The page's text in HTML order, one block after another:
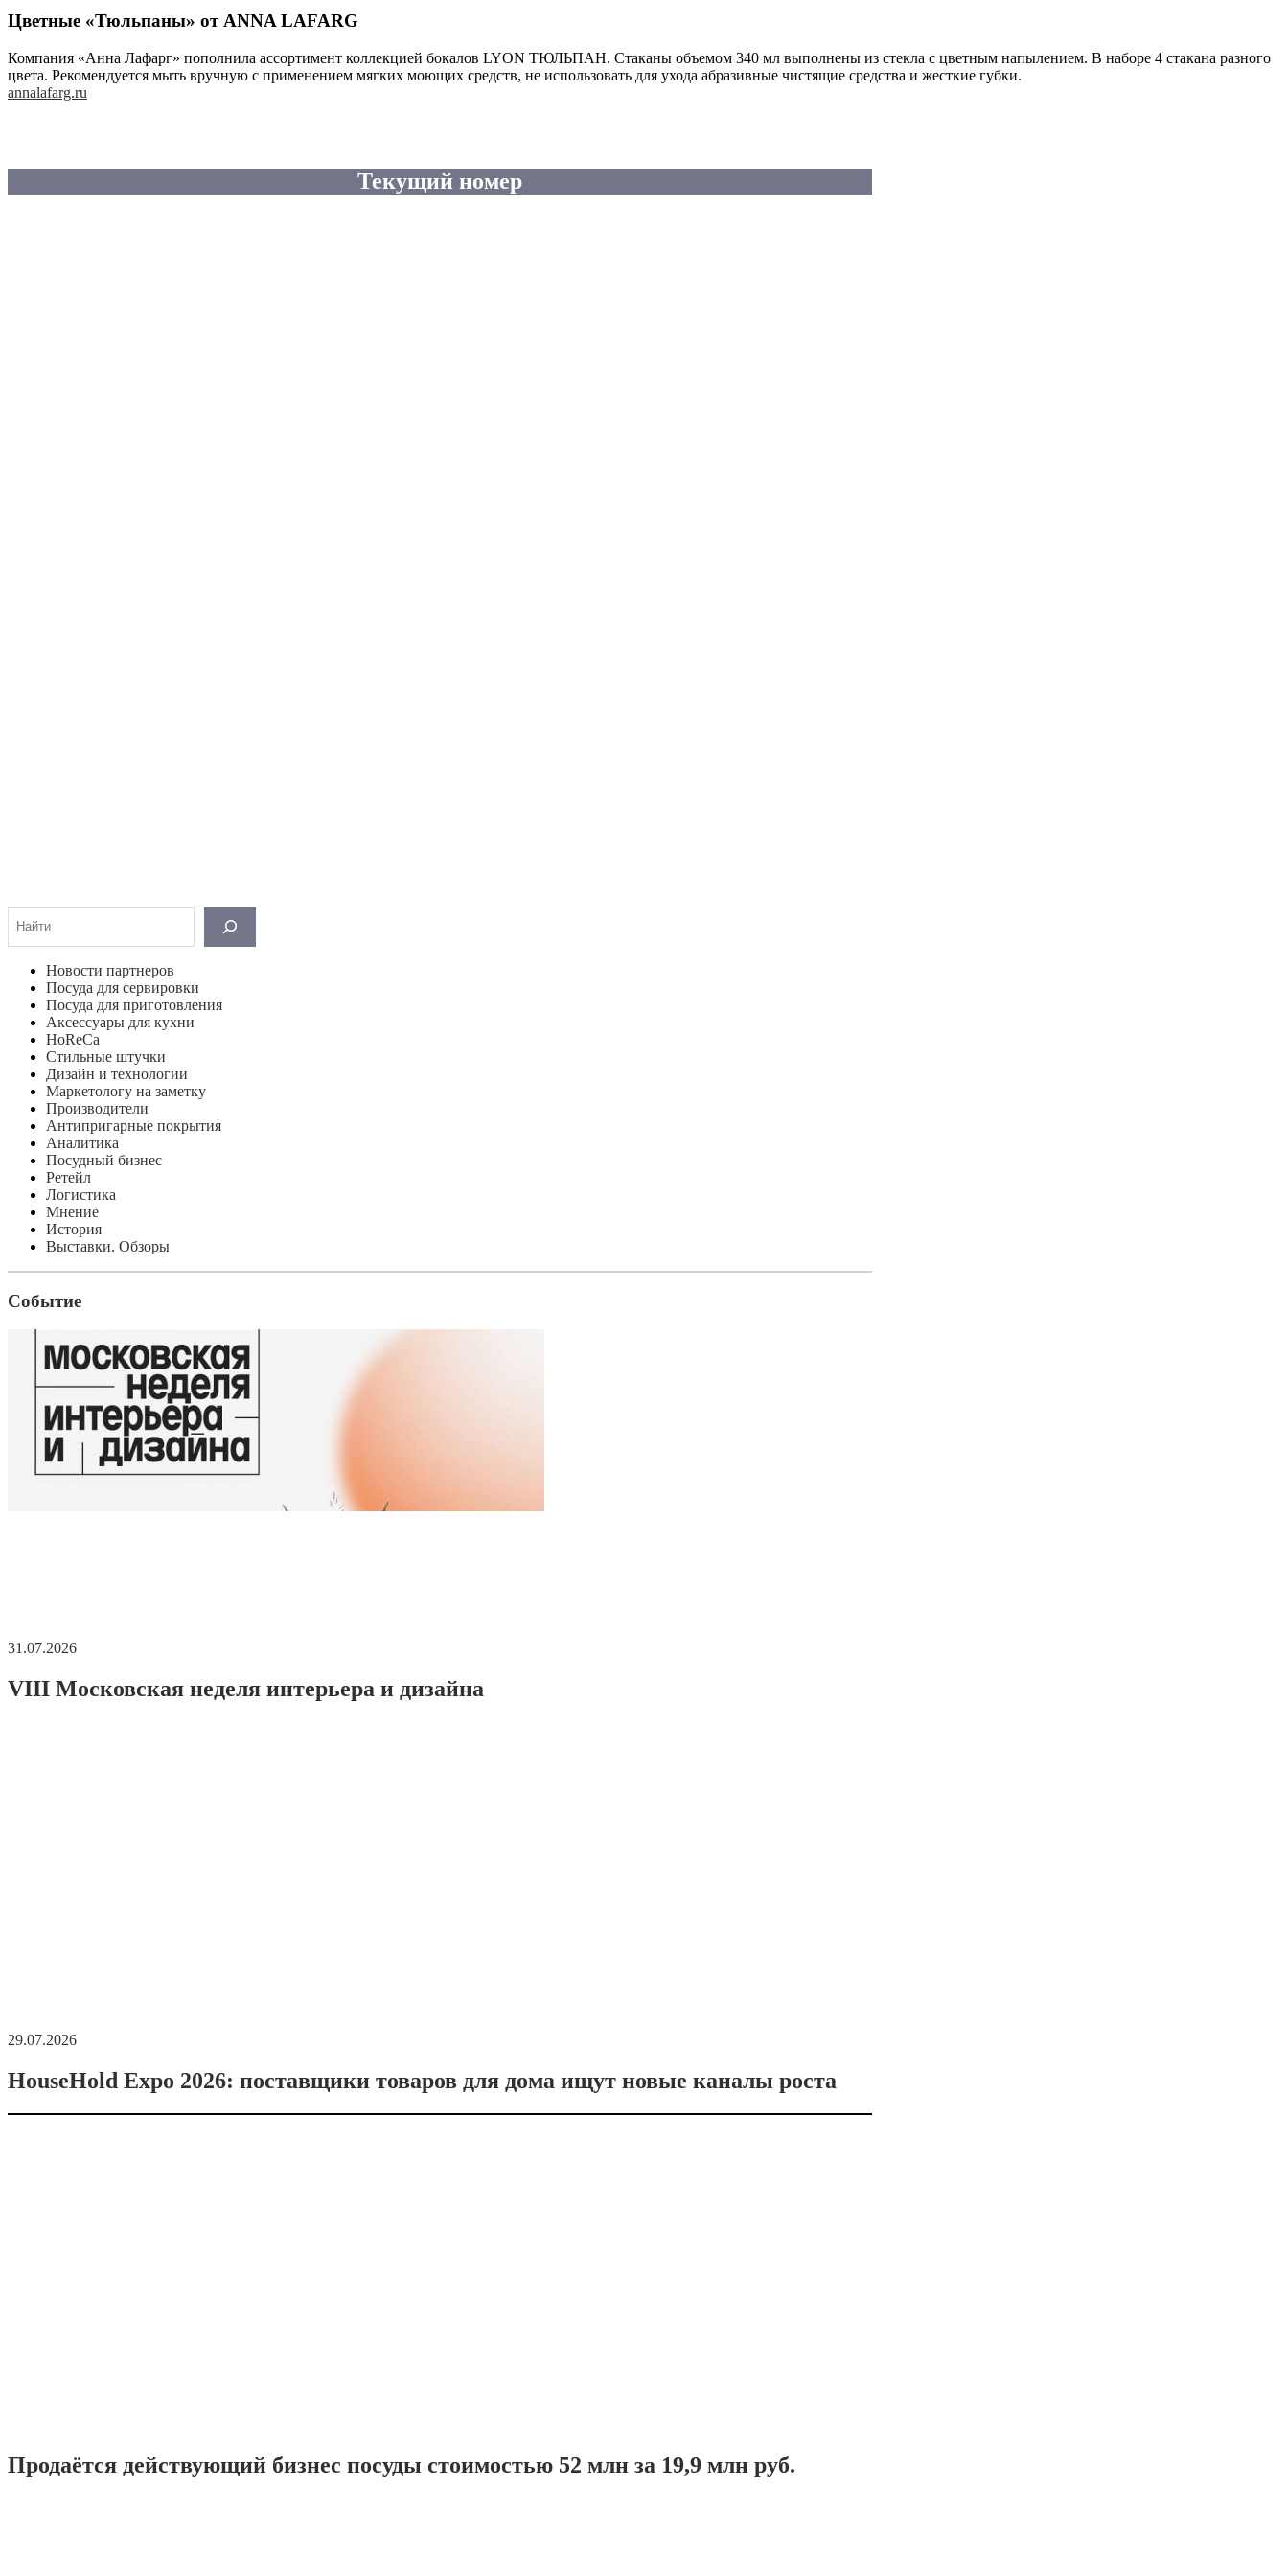
Цветные «Тюльпаны» от ANNA LAFARG
Компания «Анна Лафарг» пополнила ассортимент коллекцией бокалов LYON ТЮЛЬПАН. Стаканы объемом 340 мл выполнены из стекла с цветным напылением. В наборе 4 стакана разного
цвета. Рекомендуется мыть вручную с применением мягких моющих средств, не использовать для ухода абразивные чистящие средства и жесткие губки.
annalafarg.ru
Текущий номер
Новости партнеров
Посуда для сервировки
Посуда для приготовления
Аксессуары для кухни
HoReCa
Стильные штучки
Дизайн и технологии
Маркетологу на заметку
Производители
Антипригарные покрытия
Аналитика
Посудный бизнес
Ретейл
Логистика
Мнение
История
Выставки. Обзоры
Событие
31.07.2026
VIII Московская неделя интерьера и дизайна
29.07.2026
HouseHold Expo 2026: поставщики товаров для дома ищут новые каналы роста
Продаётся действующий бизнес посуды стоимостью 52 млн за 19,9 млн руб.